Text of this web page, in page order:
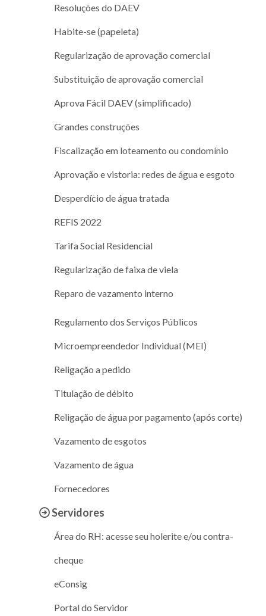
Resoluções do DAEV
Habite-se (papeleta)
Regularização de aprovação comercial
Substituição de aprovação comercial
Aprova Fácil DAEV (simplificado)
Grandes construções
Fiscalização em loteamento ou condomínio
Aprovação e vistoria: redes de água e esgoto
Desperdício de água tratada
REFIS 2022
Tarifa Social Residencial
Regularização de faixa de viela
Reparo de vazamento interno
Regulamento dos Serviços Públicos
Microempreendedor Individual (MEI)
Religação a pedido
Titulação de débito
Religação de água por pagamento (após corte)
Vazamento de esgotos
Vazamento de água
Fornecedores
Servidores
Área do RH: acesse seu holerite e/ou contra-
cheque
eConsig
Portal do Servidor